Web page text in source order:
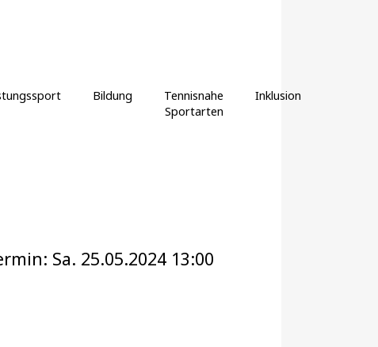
Bildung
Tennisnahe
Sportarten
Inklusion
Sa. 25.05.2024 13:00